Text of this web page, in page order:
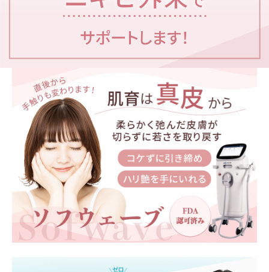
当院について
院長紹介
診療案内
よくあるご質問
料金について
アクセス